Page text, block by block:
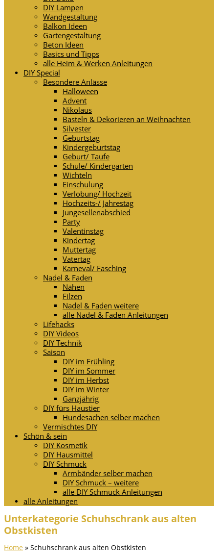
DIY Lampen
Wandgestaltung
Balkon Ideen
Gartengestaltung
Beton Ideen
Basics und Tipps
alle Heim & Werken Anleitungen
DIY Special
Besondere Anlässe
Halloween
Advent
Nikolaus
Basteln & Dekorieren an Weihnachten
Silvester
Geburtstag
Kindergeburtstag
Geburt/ Taufe
Schule/ Kindergarten
Wichteln
Einschulung
Verlobung/ Hochzeit
Hochzeits-/ Jahrestag
Jungesellenabschied
Party
Valentinstag
Kindertag
Muttertag
Vatertag
Karneval/ Fasching
Nadel & Faden
Nähen
Filzen
Nadel & Faden weitere
alle Nadel & Faden Anleitungen
Lifehacks
DIY Videos
DIY Technik
Saison
DIY im Frühling
DIY im Sommer
DIY im Herbst
DIY im Winter
Ganzjährig
DIY fürs Haustier
Hundesachen selber machen
Vermischtes DIY
Schön & sein
DIY Kosmetik
DIY Hausmittel
DIY Schmuck
Armbänder selber machen
DIY Schmuck – weitere
alle DIY Schmuck Anleitungen
alle Anleitungen
Unterkategorie Schuhschrank aus alten
Obstkisten
Home » Schuhschrank aus alten Obstkisten